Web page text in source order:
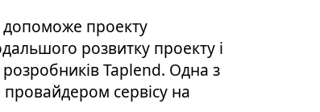
проекту
розвитку проекту і
Taplend. Одна з
сервісу на